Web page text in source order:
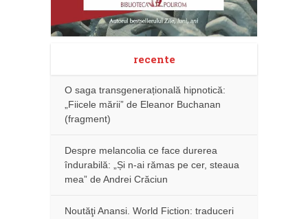
recente
O saga transgenerațională hipnotică:
„Fiicele mării” de Eleanor Buchanan
(fragment)
Despre melancolia ce face durerea
îndurabilă: „Și n-ai rămas pe cer, steaua
mea” de Andrei Crăciun
Noutăţi Anansi. World Fiction: traduceri